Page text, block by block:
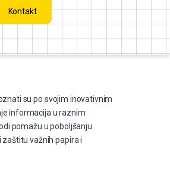
Kontakt
su po svojim inovativnim
informacija u raznim
pomažu u poboljšanju
važnih papira i